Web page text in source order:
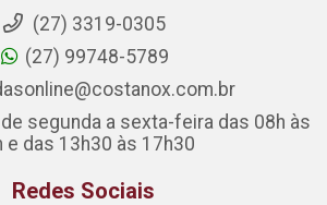
(27) 3319-0305
(27) 99748-5789
segunda a sexta-feira das 08h às
e das 13h30 às 17h30
Redes Sociais